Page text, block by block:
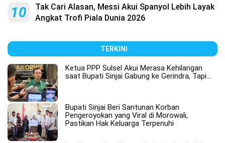
10
Tak Cari Alasan, Messi Akui Spanyol Lebih Layak
Angkat Trofi Piala Dunia 2026
TERKINI
Ketua PPP Sulsel Akui Merasa Kehilangan
saat Bupati Sinjai Gabung ke Gerindra, Tapi…
Bupati Sinjai Beri Santunan Korban
Pengeroyokan yang Viral di Morowali,
Pastikan Hak Keluarga Terpenuhi